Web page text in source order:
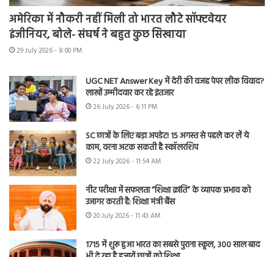
अमेरिका में नौकरी नहीं मिली तो भारत लौटे सॉफ्टवेयर
इंजीनियर, बोले- संघर्ष ने बहुत कुछ सिखाया
29 July 2026 - 8:00 PM
UGC NET Answer Key में देरी की वजह पेपर लीक विवाद?
लाखों उम्मीदवार कर रहे इंतजार
26 July 2026 - 6:11 PM
SC छात्रों के लिए बड़ा अपडेट! 15 अगस्त से पहले कर लें ये
काम, वरना अटक सकती है स्कॉलरशिप
22 July 2026 - 11:54 AM
नीट परीक्षा में सफलता “शिक्षा क्रांति” के व्यापक प्रभाव को
उजागर करती है: शिक्षा मंत्री बैंस
20 July 2026 - 11:43 AM
1715 में शुरू हुआ भारत का सबसे पुराना स्कूल, 300 साल बाद